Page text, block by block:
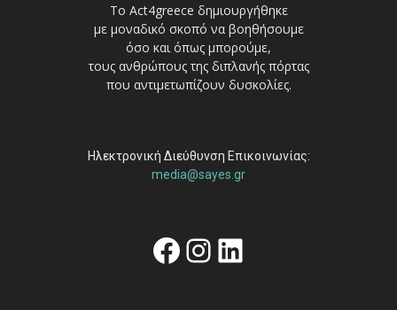
Το Act4greece δημιουργήθηκε
με μοναδικό σκοπό να βοηθήσουμε
όσο και όπως μπορούμε,
τους ανθρώπους της διπλανής πόρτας
που αντιμετωπίζουν δυσκολίες.
Ηλεκτρονική Διεύθυνση Επικοινωνίας:
media@sayes.gr
Facebook
Instagram
Linkedin